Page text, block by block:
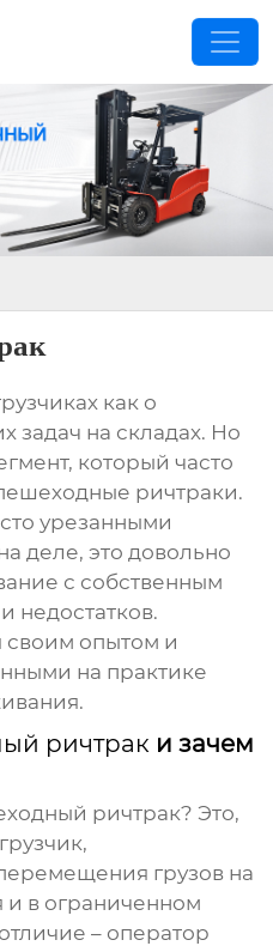
как о
задач на складах. Но
который часто
ричтраки.
урезанными
деле, это довольно
с собственным
недостатков.
своим опытом и
на практике
ричтрак и зачем
ричтрак? Это,
,
грузов на
в ограниченном
– оператор